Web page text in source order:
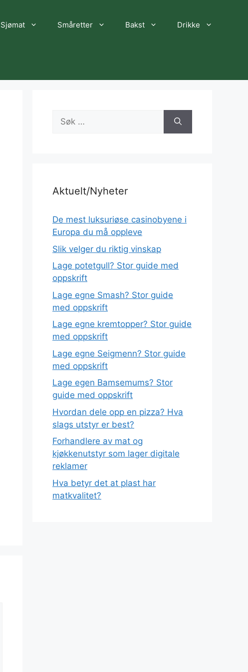
Sjømat Småretter Bakst Drikke
Søk
etter:
Aktuelt/Nyheter
De mest luksuriøse casinobyene i
Europa du må oppleve
Slik velger du riktig vinskap
Lage potetgull? Stor guide med
oppskrift
Lage egne Smash? Stor guide
med oppskrift
Lage egne kremtopper? Stor guide
med oppskrift
Lage egne Seigmenn? Stor guide
med oppskrift
Lage egen Bamsemums? Stor
guide med oppskrift
Hvordan dele opp en pizza? Hva
slags utstyr er best?
Forhandlere av mat og
kjøkkenutstyr som lager digitale
reklamer
Hva betyr det at plast har
matkvalitet?